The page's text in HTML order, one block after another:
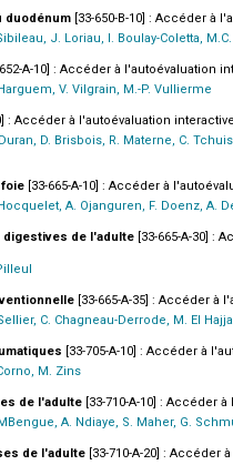
duodénum [33-650-B-10] : Accéder à
J. Loriau, I. Boulay-Coletta,
652-A-10] : Accéder à l'autoévaluation
V. Vilgrain, M.-P. Vullierme
: Accéder à l'autoévaluation
D. Brisbois, R. Materne, C.
[33-665-A-10] : Accéder à
A. Ojanguren, F. Doenz, A.
digestives de l'adulte [33-665-A-30] :
[33-665-A-35] : Accéder à
C. Chagneau-Derrode, M. El
[33-705-A-10] : Accéder à
M. Zins
de l'adulte [33-710-A-10] : Accéder
A. Ndiaye, S. Maher, G.
de l'adulte [33-710-A-20] :